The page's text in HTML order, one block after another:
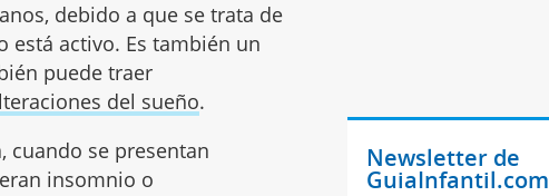
debido a que se trata de
está activo. Es también un
puede traer
del sueño.
cuando se presentan
insomnio o
Newsletter de
GuiaInfantil.com